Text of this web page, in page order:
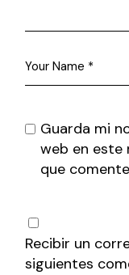
Guarda mi
web en este
que
Recibir un
siguientes